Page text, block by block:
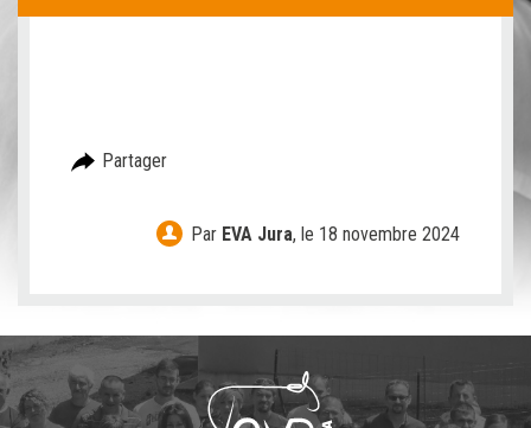
Partager
Par EVA Jura, le 18 novembre 2024